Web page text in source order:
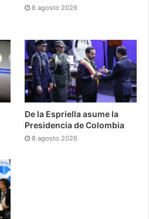
8 agosto 2026
De la Espriella asume la
Presidencia de Colombia
8 agosto 2026